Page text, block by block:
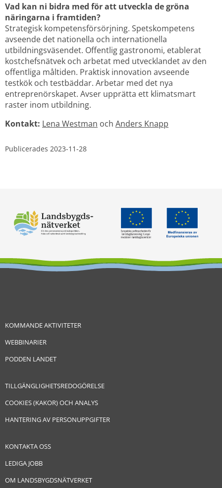
Vad kan ni bidra med för att utveckla de gröna
näringarna i framtiden?
Strategisk kompetensförsörjning. Spetskompetens
avseende det nationella och internationella
utbildningsväsendet. Offentlig gastronomi, etablerat
kostchefsnätvek och arbetat med utvecklandet av den
offentliga måltiden. Praktisk innovation avseende
testkök och testbäddar. Arbetar med det nya
entreprenörskapet. Avser upprätta ett klimatsmart
raster inom utbildning.
Kontakt: Lena Westman och Anders Knapp
Publicerades 2023-11-28
KOMMANDE AKTIVITETER
WEBBINARIER
PODDEN LANDET
TILLGÄNGLIGHETSREDOGÖRELSE
COOKIES (KAKOR) OCH ANALYS
HANTERING AV PERSONUPPGIFTER
KONTAKTA OSS
LEDIGA JOBB
OM LANDSBYGDSNÄTVERKET